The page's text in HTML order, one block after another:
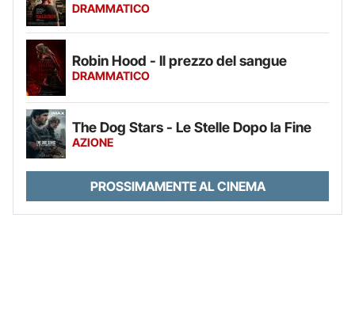
DRAMMATICO
Robin Hood - Il prezzo del sangue
DRAMMATICO
The Dog Stars - Le Stelle Dopo la Fine
AZIONE
PROSSIMAMENTE AL CINEMA